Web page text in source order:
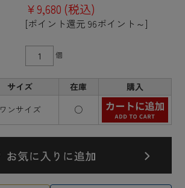
¥9,680 (税込)
[ポイント還元 96ポイント～]
個
サイズ 在庫
購入
ワンサイズ ○